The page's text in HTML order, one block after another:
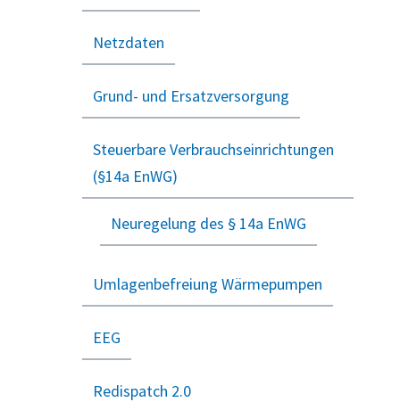
Netzdaten
Grund- und Ersatzversorgung
Steuerbare Verbrauchseinrichtungen
(§14a EnWG)
Neuregelung des § 14a EnWG
Umlagenbefreiung Wärmepumpen
EEG
Redispatch 2.0